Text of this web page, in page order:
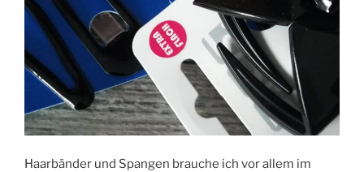
Haarbänder und Spangen brauche ich vor allem im